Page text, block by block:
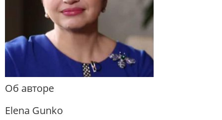
Об авторе
Elena Gunko